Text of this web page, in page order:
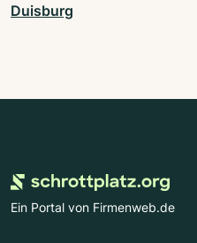
Duisburg
Ein Portal von Firmenweb.de